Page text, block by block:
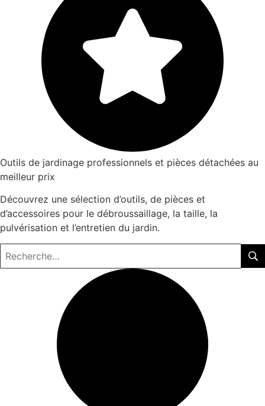
Outils de jardinage professionnels et pièces détachées au
meilleur prix
Découvrez une sélection d’outils, de pièces et
d’accessoires pour le débroussaillage, la taille, la
pulvérisation et l’entretien du jardin.